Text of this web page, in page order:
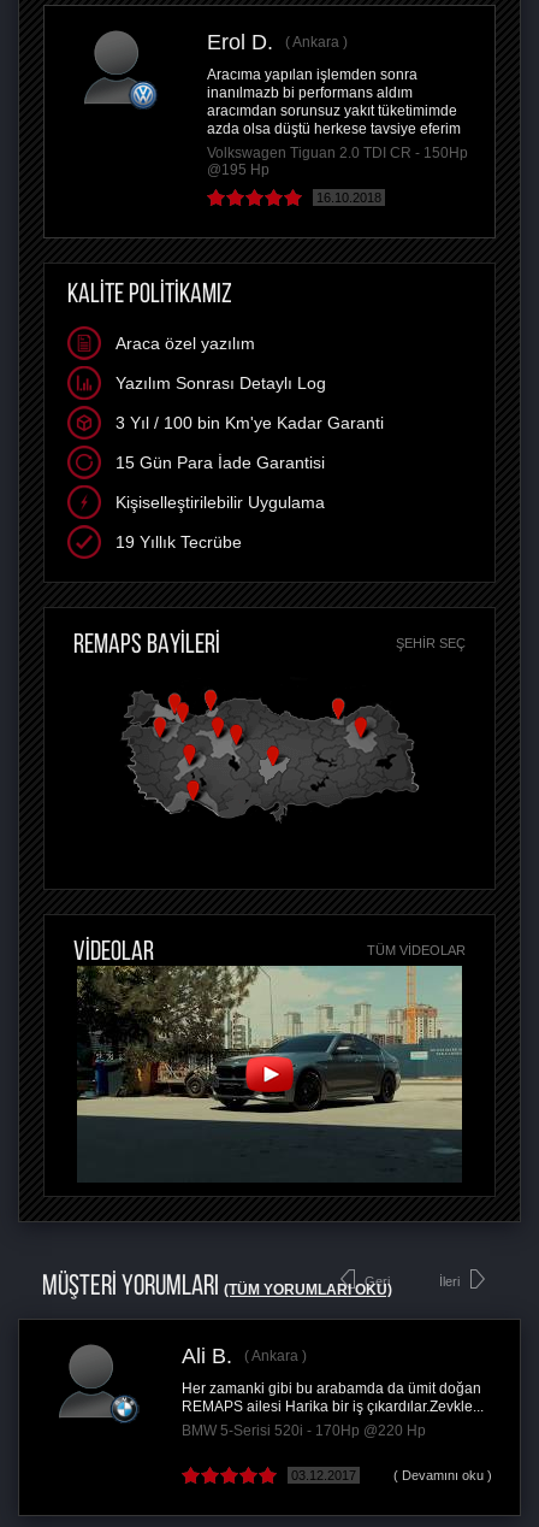
Erol D.
Ankara
Aracıma yapılan işlemden sonra
inanılmazb bi performans aldım
aracımdan sorunsuz yakıt tüketimimde
azda olsa düştü herkese tavsiye eferim
Volkswagen Tiguan 2.0 TDI CR - 150Hp
@195 Hp
16.10.2018
KALİTE POLİTİKAMIZ
Araca özel yazılım
Yazılım Sonrası Detaylı Log
3 Yıl / 100 bin Km'ye Kadar Garanti
15 Gün Para İade Garantisi
Kişiselleştirilebilir Uygulama
19 Yıllık Tecrübe
REMAPS BAYİLERİ ŞEHIR SEÇ
VİDEOLAR TÜM VIDEOLAR
MÜŞTERİ YORUMLARI (TÜM YORUMLARI OKU)
Geri
Ali B.
Ankara
Her zamanki gibi bu arabamda da ümit doğan
REMAPS ailesi Harika bir iş çıkardılar.Zevkle...
BMW 5-Serisi 520i - 170Hp @220 Hp
03.12.2017 ( Devamını oku )
İleri